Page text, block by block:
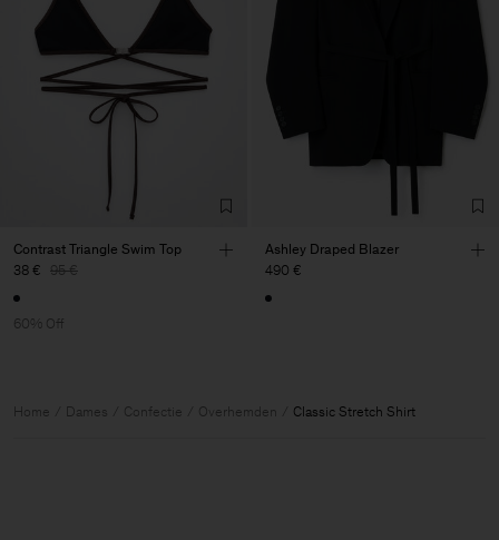
Contrast Triangle Swim Top
38 € 95 €
60% Off
Ashley Draped Blazer
490 €
Home Dames Confectie Overhemden Classic Stretch Shirt